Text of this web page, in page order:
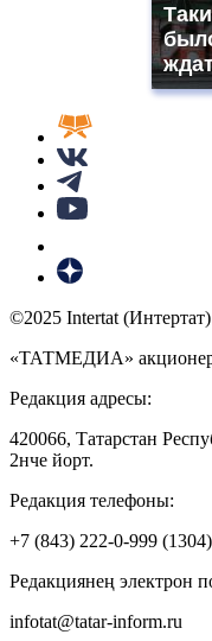
©2025 Intertat (Интертат)
«ТАТМЕДИА»
Редакция адресы:
420066, Татарстан
2нче йорт.
Редакция телефоны:
+7 (843) 222-0-999 (1304)
Редакциянең электрон
infotat@tatar-inform.ru